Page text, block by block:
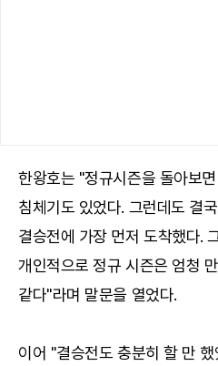
한왕호는 "정규시즌을 돌아보
침체기도 있었다. 그런데도 결
결승전에 가장 먼저 도착했다.
개인적으로 정규 시즌은 엄청
같다"라며 말문을 열었다.
이어 "결승전도 충분히 할 만